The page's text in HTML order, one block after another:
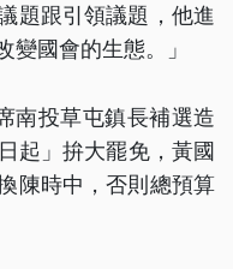
題跟引領議題，他進
變國會的生態。」
南投草屯鎮長補選造
起」拚大罷免，黃國
陳時中，否則總預算